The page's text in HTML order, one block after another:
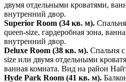
двумя отдельными кроватями,
внутренний двор.
Superior Room (34 кв. м).
queen-size, гардеробная зона,
внутренний двор.
Deluxe Room (38 кв. м). Спальня
size или двумя отдельными
ванная комната. Вид на район
Hyde Park Room (41 кв. м).